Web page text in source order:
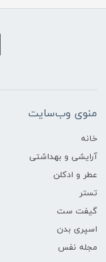
منوی وب‌سایت
خانه
آرایشی و بهداشتی
عطر و ادکلن
تستر
گیفت ست
اسپری بدن
مجله نفس